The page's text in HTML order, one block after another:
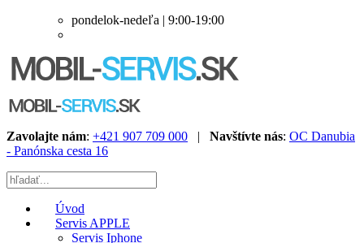
pondelok-nedeľa | 9:00-19:00
Zavolajte nám: +421 907 709 000 | Navštívte nás: OC Danubia
- Panónska cesta 16
Úvod
Servis APPLE
Servis Iphone